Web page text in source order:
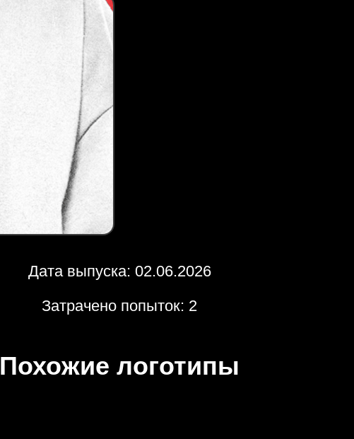
Дата выпуска: 02.06.2026
Затрачено попыток: 2
Похожие логотипы